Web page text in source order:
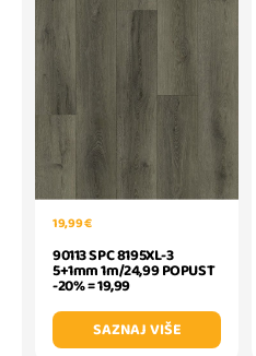
19,99 €
90113 SPC 8195XL-3
5+1mm 1m/24,99 POPUST
-20% = 19,99
SAZNAJ VIŠE